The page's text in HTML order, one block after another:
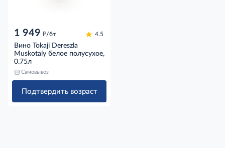
1 949 д/бт 4.5
Вино Tokaji Dereszla
Muskotaly белое полусухое,
0.75л
Самовывоз
Подтвердить возраст